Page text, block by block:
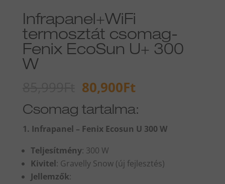
Infrapanel+WiFi
termosztát csomag-
Fenix EcoSun U+ 300
W
Original
price
was:
85,999Ft.
80,900FtCurrent
is:
80,900Ft.
Csomag tartalma:
1. Infrapanel – Fenix Ecosun U 300 W
Teljesítmény: 300 W
Kivitel: Gravelly Snow (új fejlesztés)
Jellemzők: